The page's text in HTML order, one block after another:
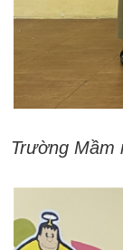
Trường Mầm